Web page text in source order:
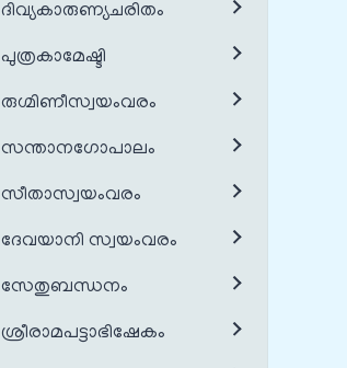
ദിവ്യകാരുണ്യചരിതം
പുത്രകാമേഷ്ടി
രുഗ്മിണീസ്വയംവരം
സന്താനഗോപാലം
സീതാസ്വയംവരം
ദേവയാനി സ്വയംവരം
സേതുബന്ധനം
ശ്രീരാമപട്ടാഭിഷേകം